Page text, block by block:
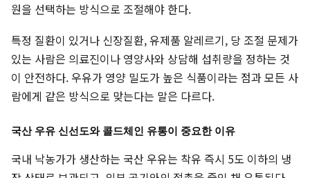
원을 선택하는 방식으로 조절해야 한다.
특정 질환이 있거나 신장질환, 유제품 알레르기, 당 조절 문제가
있는 사람은 의료진이나 영양사와 상담해 섭취량을 정하는 것
이 안전하다. 우유가 영양 밀도가 높은 식품이라는 점과 모든 사
람에게 같은 방식으로 맞는다는 말은 다르다.
국산 우유 신선도와 콜드체인 유통이 중요한 이유
국내 낙농가가 생산하는 국산 우유는 착유 즉시 5도 이하의 냉